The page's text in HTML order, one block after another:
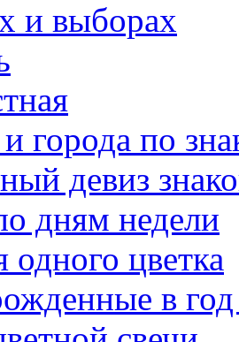
и выборах
города по
девиз
дням недели
одного цветка
в